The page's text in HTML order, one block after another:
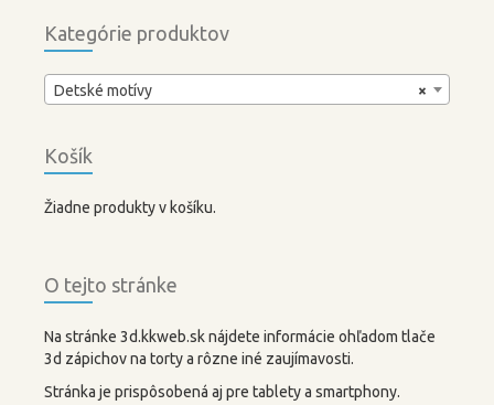
Kategórie produktov
×
Detské motívy
Košík
Žiadne produkty v košíku.
O tejto stránke
Na stránke 3d.kkweb.sk nájdete informácie ohľadom tlače
3d zápichov na torty a rôzne iné zaujímavosti.
Stránka je prispôsobená aj pre tablety a smartphony.